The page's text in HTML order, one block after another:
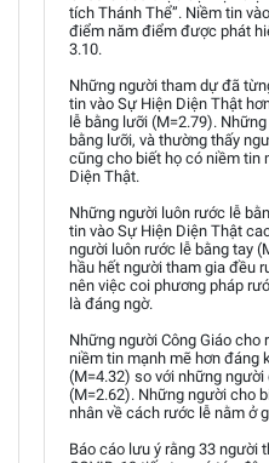
tích Thánh Thể”. Niềm tin
điểm năm điểm được phát
3.10.
Những người tham dự đã
tin vào Sự Hiện Diện Thật
lễ bằng lưỡi (M=2.79).
bằng lưỡi, và thường thấy
cũng cho biết họ có niềm tin
Diện Thật.
Những người luôn rước lễ
tin vào Sự Hiện Diện Thật
người luôn rước lễ bằng tay
hầu hết người tham gia đều
nên việc coi phương pháp
là đáng ngờ.
Những người Công Giáo cho
niềm tin mạnh mẽ hơn đáng
(M=4.32) so với những
(M=2.62). Những người cho
nhân về cách rước lễ nằm ở
Báo cáo lưu ý rằng 33 người